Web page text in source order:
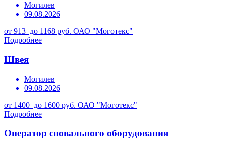
Могилев
09.08.2026
от 913 до 1168 руб. ОАО "Моготекс"
Подробнее
Швея
Могилев
09.08.2026
от 1400 до 1600 руб. ОАО "Моготекс"
Подробнее
Оператор сновального оборудования